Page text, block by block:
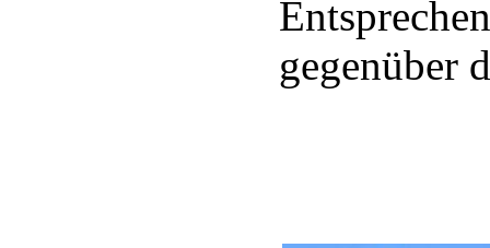
gegenüber